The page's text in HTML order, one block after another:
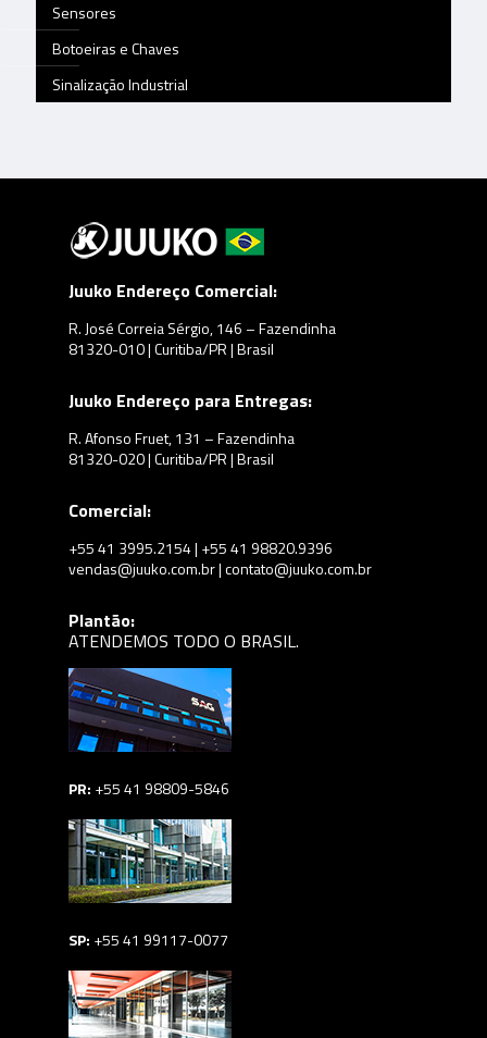
Sensores
Botoeiras e Chaves
Sinalização Industrial
Juuko Endereço Comercial:
R. José Correia Sérgio, 146 – Fazendinha
81320-010 | Curitiba/PR | Brasil
Juuko Endereço para Entregas:
R. Afonso Fruet, 131 – Fazendinha
81320-020 | Curitiba/PR | Brasil
Comercial:
+55 41 3995.2154 | +55 41 98820.9396
vendas@juuko.com.br | contato@juuko.com.br
Plantão:
ATENDEMOS TODO O BRASIL.
PR: +55 41 98809-5846
SP: +55 41 99117-0077